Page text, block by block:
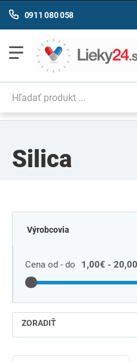
0911 080 058
Silica
Cena od - do 1,00€ -
ZORADIŤ